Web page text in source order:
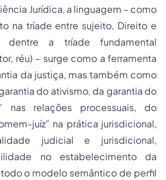
Jurídica, a linguagem – como
na tríade entre sujeito, Direito e
dentre a tríade fundamental
réu) – surge como a ferramenta
da justiça, mas também como
do ativismo, da garantia do
nas relações processuais, do
juíz” na prática jurisdicional,
judicial e jurisdicional,
no estabelecimento da
o modelo semântico de perfil